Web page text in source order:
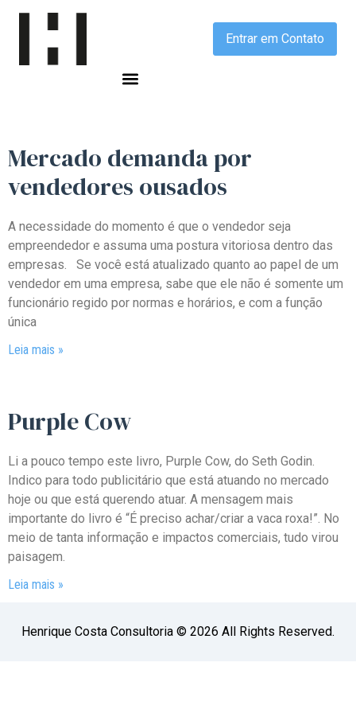
Entrar em Contato
Mercado demanda por
vendedores ousados
A necessidade do momento é que o vendedor seja
empreendedor e assuma uma postura vitoriosa dentro das
empresas. Se você está atualizado quanto ao papel de um
vendedor em uma empresa, sabe que ele não é somente um
funcionário regido por normas e horários, e com a função
única
Leia mais »
Purple Cow
Li a pouco tempo este livro, Purple Cow, do Seth Godin.
Indico para todo publicitário que está atuando no mercado
hoje ou que está querendo atuar. A mensagem mais
importante do livro é “É preciso achar/criar a vaca roxa!”. No
meio de tanta informação e impactos comerciais, tudo virou
paisagem.
Leia mais »
Henrique Costa Consultoria © 2026 All Rights Reserved.